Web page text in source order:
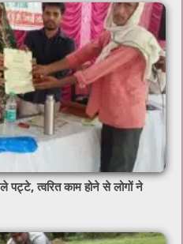
पट्टे, त्वरित काम होने से लोगों ने